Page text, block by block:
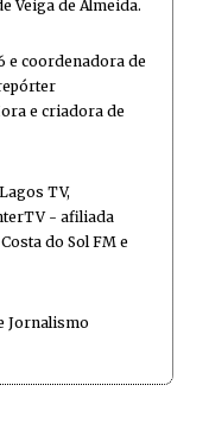
Veiga de Almeida.
e coordenadora de
e criadora de
TV,
- afiliada
do Sol FM e
Jornalismo